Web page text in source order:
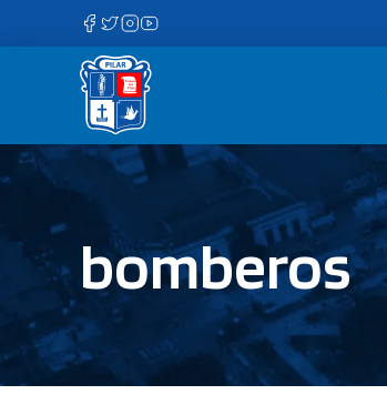
contenido
bomberos